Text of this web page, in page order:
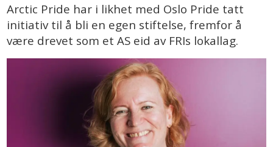
Arctic Pride har i likhet med Oslo Pride tatt
initiativ til å bli en egen stiftelse, fremfor å
være drevet som et AS eid av FRIs lokallag.